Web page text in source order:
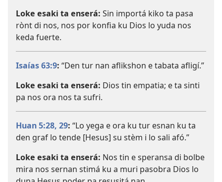
Loke esaki ta enserá: Sin importá kiko ta pasa
rònt di nos, nos por konfia ku Dios lo yuda nos
keda fuerte.
Isaías 63:9: “Den tur nan aflikshon e tabata afligí.”
Loke esaki ta enserá: Dios tin empatia; e ta sinti
pa nos ora nos ta sufri.
Huan 5:28, 29: “Lo yega e ora ku tur esnan ku ta
den graf lo tende [Hesus] su stèm i lo sali afó.”
Loke esaki ta enserá: Nos tin e speransa di bolbe
mira nos sernan stimá ku a muri pasobra Dios lo